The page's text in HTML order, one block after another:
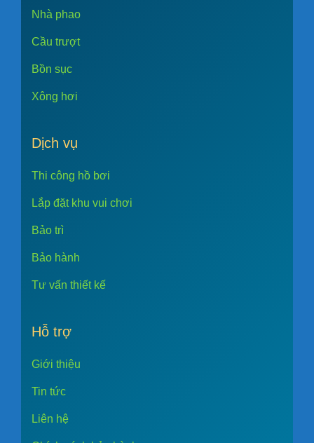
Nhà phao
Cầu trượt
Bồn sục
Xông hơi
Dịch vụ
Thi công hồ bơi
Lắp đặt khu vui chơi
Bảo trì
Bảo hành
Tư vấn thiết kế
Hỗ trợ
Giới thiệu
Tin tức
Liên hệ